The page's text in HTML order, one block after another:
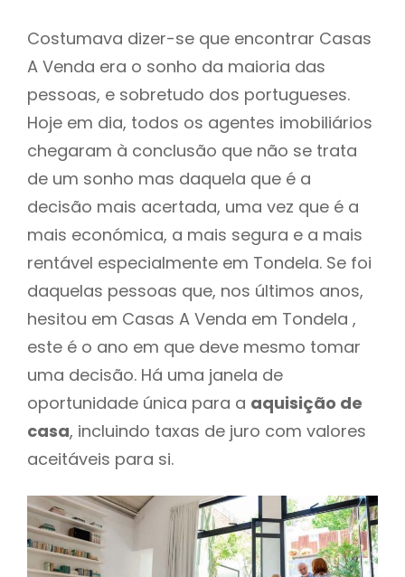
Costumava dizer-se que encontrar Casas
A Venda era o sonho da maioria das
pessoas, e sobretudo dos portugueses.
Hoje em dia, todos os agentes imobiliários
chegaram à conclusão que não se trata
de um sonho mas daquela que é a
decisão mais acertada, uma vez que é a
mais económica, a mais segura e a mais
rentável especialmente em Tondela. Se foi
daquelas pessoas que, nos últimos anos,
hesitou em Casas A Venda em Tondela ,
este é o ano em que deve mesmo tomar
uma decisão. Há uma janela de
oportunidade única para a aquisição de
casa, incluindo taxas de juro com valores
aceitáveis para si.